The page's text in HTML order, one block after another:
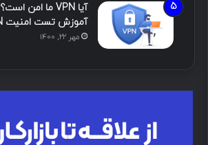
آیا VPN ما امن است؟
آموزش تست امنیت VPN
مهر ۲۲, ۱۴۰۰